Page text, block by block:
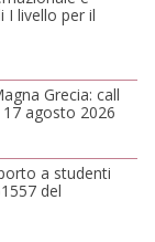
I livello per il
agosto 2026
del